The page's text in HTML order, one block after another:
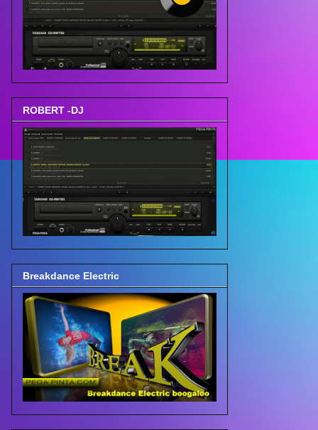
ROBERT -DJ
Breakdance Electric